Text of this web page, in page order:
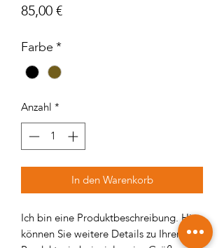
85,00 €Preis
Farbe *
Anzahl *
In den Warenkorb
Ich bin eine Produktbeschreibung. Hier
können Sie weitere Details zu Ihrem